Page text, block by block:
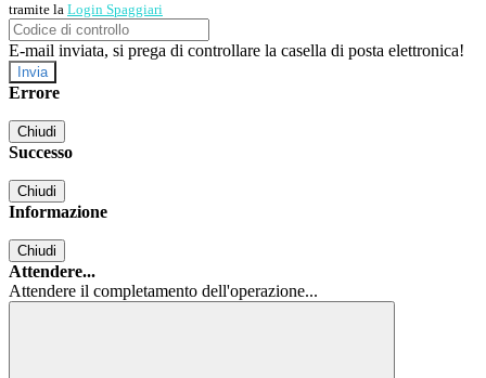
tramite la Login Spaggiari
E-mail inviata, si prega di controllare la casella di posta elettronica!
Errore
Chiudi
Successo
Chiudi
Informazione
Chiudi
Attendere...
Attendere il completamento dell'operazione...